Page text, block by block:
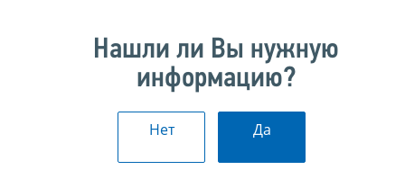
Нашли ли Вы нужную
информацию?
Нет Да